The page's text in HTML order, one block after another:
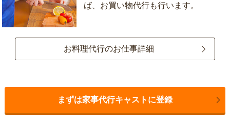
ば、お買い物代行も行います。
お料理代行のお仕事詳細
まずは家事代行キャストに登録